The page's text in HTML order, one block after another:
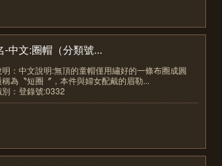
-中文:圈帽（分類號...
：中文說明:無頂的童帽僅用繡好的一條布圈成圓
為〝短圈〞，本件與婦女配戴的眉勒...
別：登錄號:0332